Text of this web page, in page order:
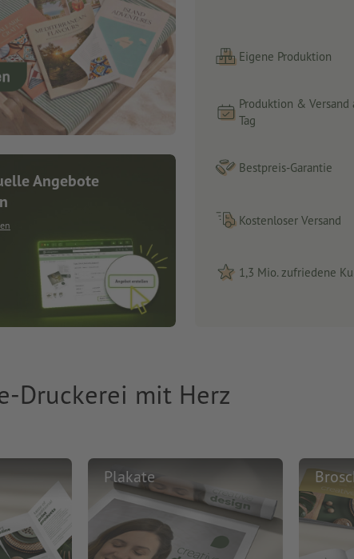
Angebote
Eigene Produktion
Produktion & Versand
Tag
Bestpreis-Garantie
Kostenloser Versand
1,3 Mio. zufriedene
Druckerei mit Herz
Plakate